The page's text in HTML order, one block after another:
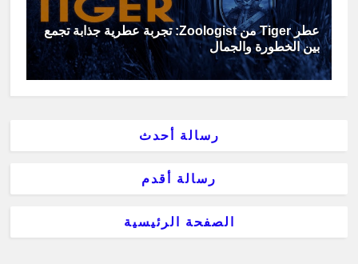
عطر Tiger من Zoologist: تجربة عطرية جذابة تجمع
بين الخطورة والجمال
رسالة أحدث
رسالة أقدم
الصفحة الرئيسية